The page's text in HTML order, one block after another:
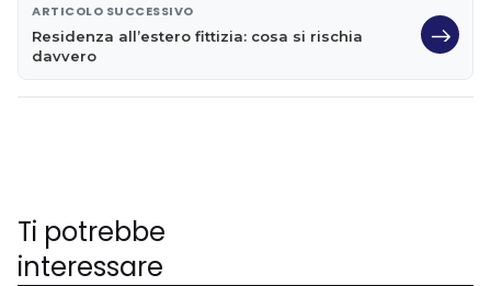
ARTICOLO SUCCESSIVO
Residenza all’estero fittizia: cosa si rischia
davvero
Ti potrebbe
interessare